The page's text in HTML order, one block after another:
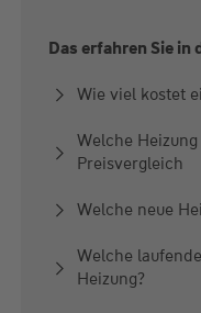
Das erfahren Sie in
Wie viel kostet
Welche
Preisvergleich
Welche neue
Welche
Heizung?